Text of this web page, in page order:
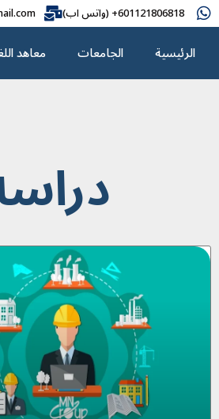
601121806818+ (واتس اب)
الرئيسية الجامعات معاهد